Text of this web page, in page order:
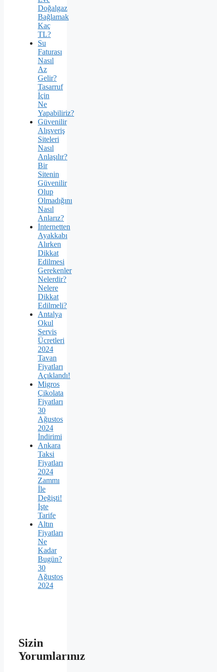
Doğalgaz
Bağlamak
Kaç
TL?
Su
Faturası
Nasıl
Az
Gelir?
Tasarruf
İçin
Ne
Yapabiliriz?
Güvenilir
Alışveriş
Siteleri
Nasıl
Anlaşılır?
Bir
Sitenin
Güvenilir
Olup
Olmadığını
Nasıl
Anlarız?
İnternetten
Ayakkabı
Alırken
Dikkat
Edilmesi
Gerekenler
Nelerdir?
Nelere
Dikkat
Edilmeli?
Antalya
Okul
Servis
Ücretleri
2024
Tavan
Fiyatları
Açıklandı!
Migros
Çikolata
Fiyatları
30
Ağustos
2024
İndirimi
Ankara
Taksi
Fiyatları
2024
Zammı
İle
Değişti!
İşte
Tarife
Altın
Fiyatları
Ne
Kadar
Bugün?
30
Ağustos
2024
Sizin
Yorumlarınız